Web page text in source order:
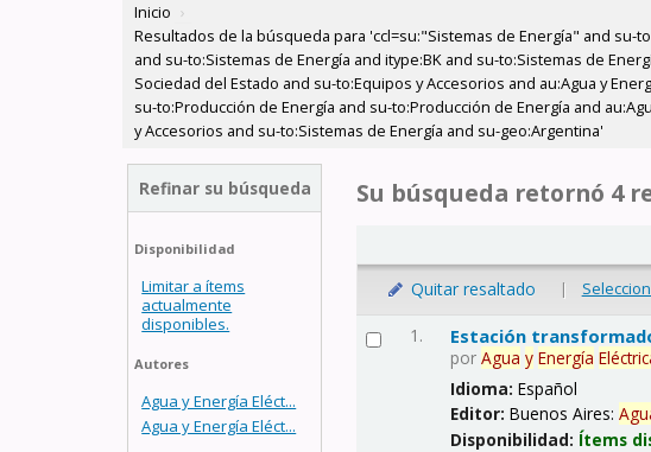
Inicio ›
Resultados de la búsqueda para 'ccl=su:"Sistemas de Energía" and su-
and su-to:Sistemas de Energía and itype:BK and su-to:Sistemas de
Sociedad del Estado and su-to:Equipos y Accesorios and au:Agua y
su-to:Producción de Energía and su-to:Producción de Energía and
y Accesorios and su-to:Sistemas de Energía and su-geo:Argentina'
Refinar su búsqueda
Disponibilidad
Limitar a ítems
actualmente
disponibles.
Autores
Agua y Energía Eléct...
Agua y Energía Eléct...
Su búsqueda retornó 4
Quitar resaltado |
1. Estación
porAgua y Energía
Idioma:Español
Editor:Buenos Aires:
Disponibilidad: Ítems